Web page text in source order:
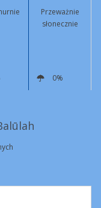
Przeważnie
słonecznie
0%